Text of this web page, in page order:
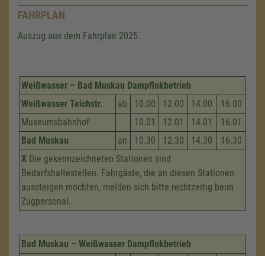
FAHRPLAN
Auszug aus dem Fahrplan 2025.
Weißwasser – Bad Muskau Dampflokbetrieb
Weißwasser Teichstr.
ab 10.00 12.00 14.00
16.00
Museumsbahnhof
10.01 12.01 14.01
16.01
Bad Muskau
an 10.30 12.30 14.30
16.30
X Die gekennzeichneten Stationen sind
Bedarfshaltestellen. Fahrgäste, die an diesen Stationen
aussteigen möchten, melden sich bitte rechtzeitig beim
Zugpersonal.
Bad Muskau – Weißwasser Dampflokbetrieb